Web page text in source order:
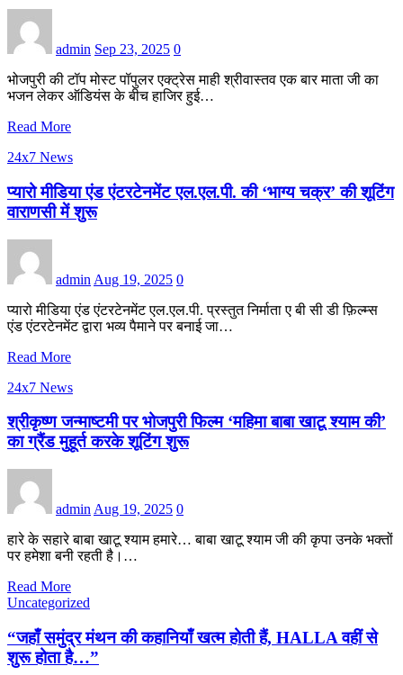
admin Sep 23, 2025 0
भोजपुरी की टॉप मोस्ट पॉपुलर एक्ट्रेस माही श्रीवास्तव एक बार माता जी का
भजन लेकर ऑडियंस के बीच हाजिर हुई…
Read More
24x7 News
प्यारो मीडिया एंड एंटरटेनमेंट एल.एल.पी. की ‘भाग्य चक्र’ की शूटिंग
वाराणसी में शुरू
admin Aug 19, 2025 0
प्यारो मीडिया एंड एंटरटेनमेंट एल.एल.पी. प्रस्तुत निर्माता ए बी सी डी फ़िल्म्स
एंड एंटरटेनमेंट द्वारा भव्य पैमाने पर बनाई जा…
Read More
24x7 News
श्रीकृष्ण जन्माष्टमी पर भोजपुरी फिल्म ‘महिमा बाबा खाटू श्याम की’
का ग्रैंड मुहूर्त करके शूटिंग शुरू
admin Aug 19, 2025 0
हारे के सहारे बाबा खाटू श्याम हमारे… बाबा खाटू श्याम जी की कृपा उनके भक्तों
पर हमेशा बनी रहती है।…
Read More
Uncategorized
“जहाँ समुंद्र मंथन की कहानियाँ खत्म होती हैं, HALLA वहीं से
शुरू होता है…”